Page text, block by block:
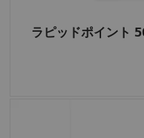
ラピッドポイント
ラピッドポイント500e
POC機器のリモー